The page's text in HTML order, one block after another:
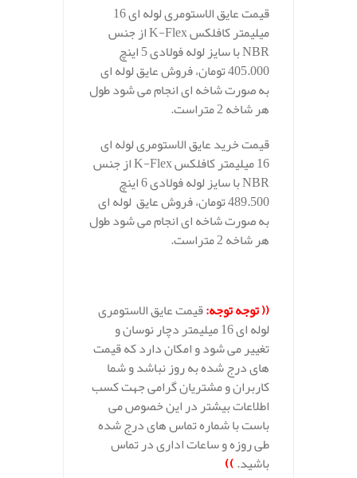
قیمت عایق الاستومری لوله ای 16
میلیمتر کافلکس K-Flex از جنس
NBR با سایز لوله فولادی 5 اینچ
405.000 تومان، فروش عایق لوله ای
به صورت شاخه ای انجام می شود طول
هر شاخه 2 متراست.
قیمت خرید عایق الاستومری لوله ای
16 میلیمتر کافلکس K-Flex از جنس
NBR با سایز لوله فولادی 6 اینچ
489.500 تومان، فروش عایق لوله ای
به صورت شاخه ای انجام می شود طول
هر شاخه 2 متراست.
(( توجه توجه:قیمت عایق الاستومری
لوله ای 16 میلیمتر دچار نوسان و
تغییر می شود و امکان دارد که قیمت
های درج شده به روز نباشد و شما
کاربران و مشتریان گرامی جهت کسب
اطلاعات بیشتر در این خصوص می
باست با شماره تماس های درج شده
طی روزه و ساعات اداری در تماس
باشید.))